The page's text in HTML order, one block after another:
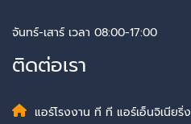
จันทร์-เสาร์ เวลา 08:00-17:00
ติดต่อเรา
แอร์โรงงาน ที ที แอร์เอ็นจิเนียริ่ง